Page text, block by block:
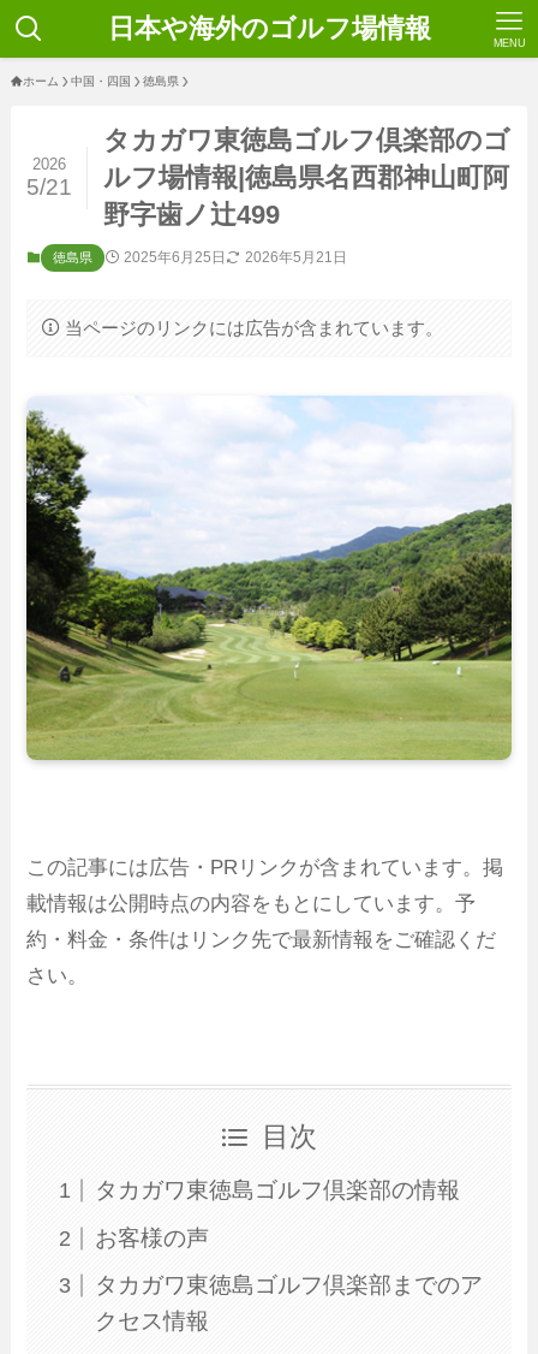
日本や海外のゴルフ場情報 MENU
ホーム 中国・四国 徳島県
タカガワ東徳島ゴルフ倶楽部のゴ
ルフ場情報|徳島県名西郡神山町阿
野字歯ノ辻499
2026
5/21
徳島県 2025年6月25日 2026年5月21日
当ページのリンクには広告が含まれています。
この記事には広告・PRリンクが含まれています。掲
載情報は公開時点の内容をもとにしています。予
約・料金・条件はリンク先で最新情報をご確認くだ
さい。
目次
タカガワ東徳島ゴルフ倶楽部の情報
お客様の声
タカガワ東徳島ゴルフ倶楽部までのア
クセス情報